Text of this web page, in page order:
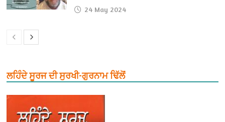
24 May 2024
ਲਹਿੰਦੇ ਸੂਰਜ ਦੀ ਸੁਰਖੀ-ਗੁਰਨਾਮ ਢਿੱਲੋਂ